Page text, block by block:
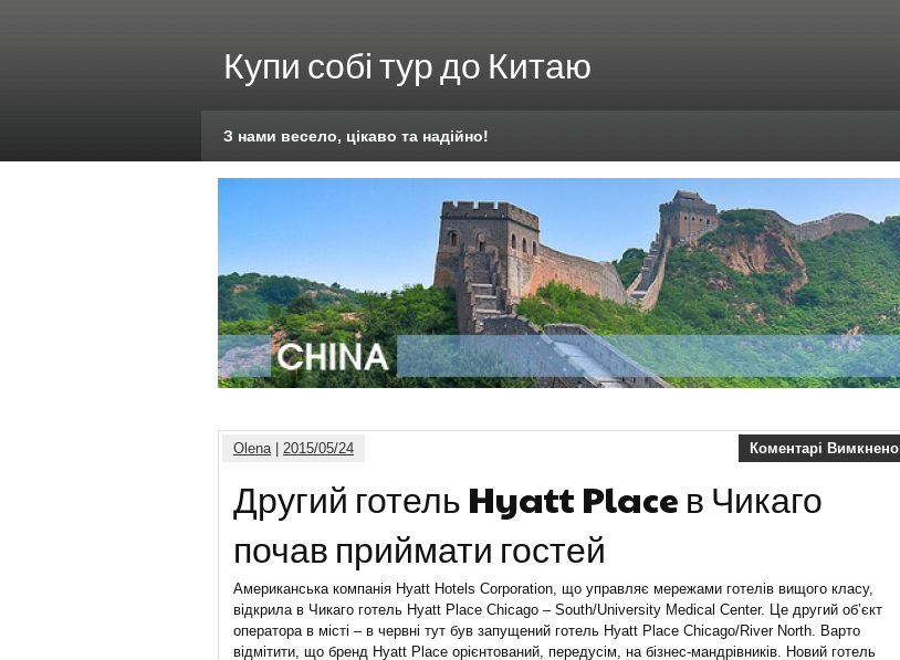
Купи собі тур до Китаю
З нами весело, цікаво та надійно!
Olena| 2015/05/24 Коментарі Вимкнено
Другий готель Hyatt Place в Чикаго
почав приймати гостей
Американська компанія Hyatt Hotels Corporation, що управляє мережами готелів вищого класу,
відкрила в Чикаго готель Hyatt Place Chicago – South/University Medical Center. Це другий об’єкт
оператора в місті – в червні тут був запущений готель Hyatt Place Chicago/River North. Варто
відмітити, що бренд Hyatt Place орієнтований, передусім, на бізнес-мандрівників. Новий готель